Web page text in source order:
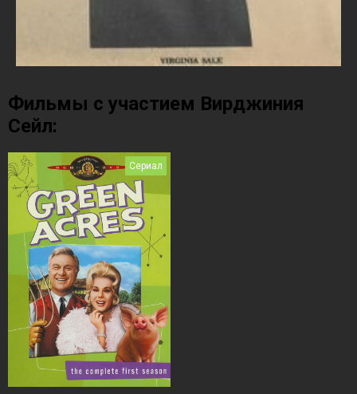
Фильмы с участием Вирджиния
Сейл:
Сериал